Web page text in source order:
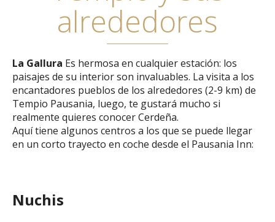
alrededores
La Gallura Es hermosa en cualquier estación: los
paisajes de su interior son invaluables. La visita a los
encantadores pueblos de los alrededores (2-9 km) de
Tempio Pausania, luego, te gustará mucho si
realmente quieres conocer Cerdeña.
Aquí tiene algunos centros a los que se puede llegar
en un corto trayecto en coche desde el Pausania Inn:
Nuchis